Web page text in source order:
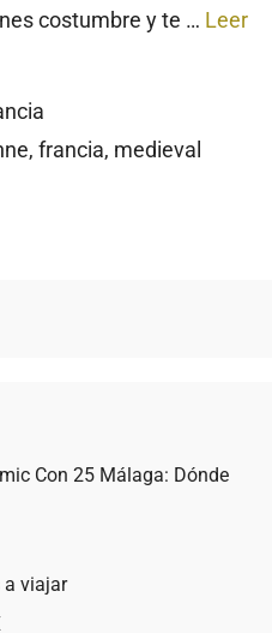
costumbre y te … Leer
, francia, medieval
Con 25 Málaga: Dónde
a viajar